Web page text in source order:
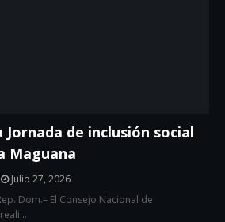
Jornada de inclusión social
Maguana
Julio 27, 2026
Dom.– El Consejo Nacional de